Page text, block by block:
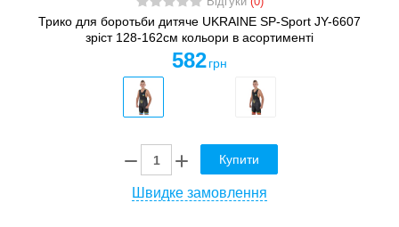
Трико для боротьби дитяче UKRAINE SP-Sport JY-6607
зріст 128-162см кольори в асортименті
582 грн
Купити
Швидке замовлення